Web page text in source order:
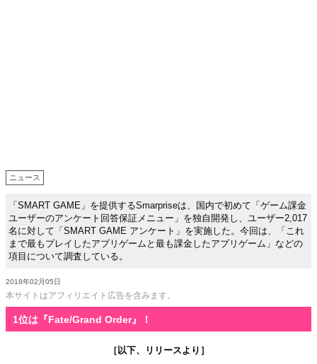
ニュース
「SMART GAME」を提供するSmarpriseは、国内で初めて「ゲーム課金
ユーザーのアンケート回答保証メニュー」を独自開発し、ユーザー2,017
名に対して「SMART GAME アンケート」を実施した。今回は、「これ
まで最もプレイしたアプリゲームと最も課金したアプリゲーム」などの
項目について調査している。
2018年02月05日
本サイトはアフィリエイト広告を含みます。
1位は『Fate/Grand Order』！
［以下、リリースより］